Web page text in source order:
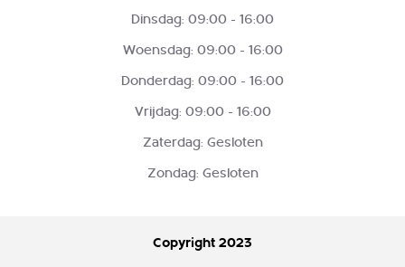
Dinsdag: 09:00 - 16:00
Woensdag: 09:00 - 16:00
Donderdag: 09:00 - 16:00
Vrijdag: 09:00 - 16:00
Zaterdag: Gesloten
Zondag: Gesloten
Copyright 2023